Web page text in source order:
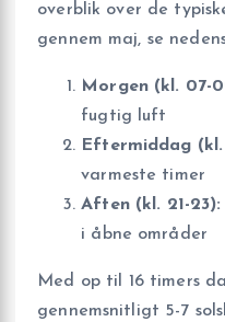
overblik over de
gennem maj, se
Morgen (kl. 07-
fugtig luft
Eftermiddag (kl.
varmeste timer
Aften (kl. 21-23):
i åbne områder
Med op til 16 timers
gennemsnitligt 5-7